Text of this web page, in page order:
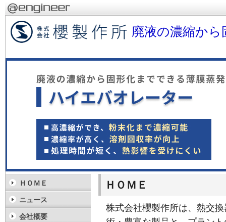
廃液の濃縮か
ＨＯＭＥ
株式会社櫻製作所は、熱交
ＨＯＭＥ
ニュース
会社概要